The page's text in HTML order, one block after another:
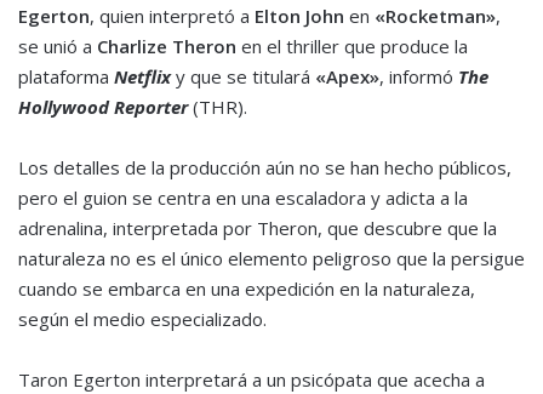
Egerton, quien interpretó a Elton John en «Rocketman»,
se unió a Charlize Theron en el thriller que produce la
plataforma Netflixy que se titulará «Apex», informó The
Hollywood Reporter (THR).
Los detalles de la producción aún no se han hecho públicos,
pero el guion se centra en una escaladora y adicta a la
adrenalina, interpretada por Theron, que descubre que la
naturaleza no es el único elemento peligroso que la persigue
cuando se embarca en una expedición en la naturaleza,
según el medio especializado.
Taron Egerton interpretará a un psicópata que acecha a